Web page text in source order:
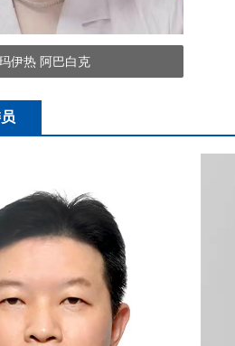
伊热 阿巴白克